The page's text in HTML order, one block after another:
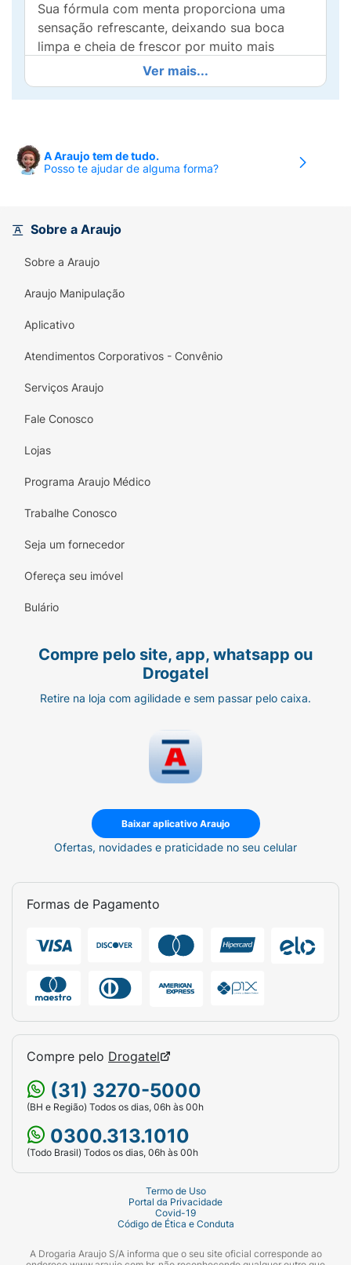
Sua fórmula com menta proporciona uma
sensação refrescante, deixando sua boca
limpa e cheia de frescor por muito mais
tempo. O carvão ativado é conhecido por
suas propriedades absorventes, que ajudam a
neutralizar odores e proporcionar uma
Ideal para o uso diário, o Gel Dental Closeup
combinação de frescor e limpeza e fortaleça
com a confiança de ter um hálito fresco e um
sorriso radiante todos os dias!
Composição :
Contém sacarina sódica.
Ingrediente ativo:
Ver mais...
A Araujo tem de tudo.
Posso te ajudar de alguma forma?
Sobre a Araujo
Sobre a Araujo
Araujo Manipulação
Aplicativo
Atendimentos Corporativos - Convênio
Serviços Araujo
Fale Conosco
Lojas
Programa Araujo Médico
Trabalhe Conosco
Seja um fornecedor
Ofereça seu imóvel
Bulário
Compre pelo site, app, whatsapp ou
Drogatel
Retire na loja com agilidade e sem passar pelo caixa.
Baixar aplicativo Araujo
Ofertas, novidades e praticidade no seu celular
Formas de Pagamento
Compre pelo Drogatel
(31) 3270-5000
(BH e Região) Todos os dias, 06h às 00h
0300.313.1010
(Todo Brasil) Todos os dias, 06h às 00h
Termo de Uso
Portal da Privacidade
Covid-19
Código de Ética e Conduta
A Drogaria Araujo S/A informa que o seu site oficial corresponde ao